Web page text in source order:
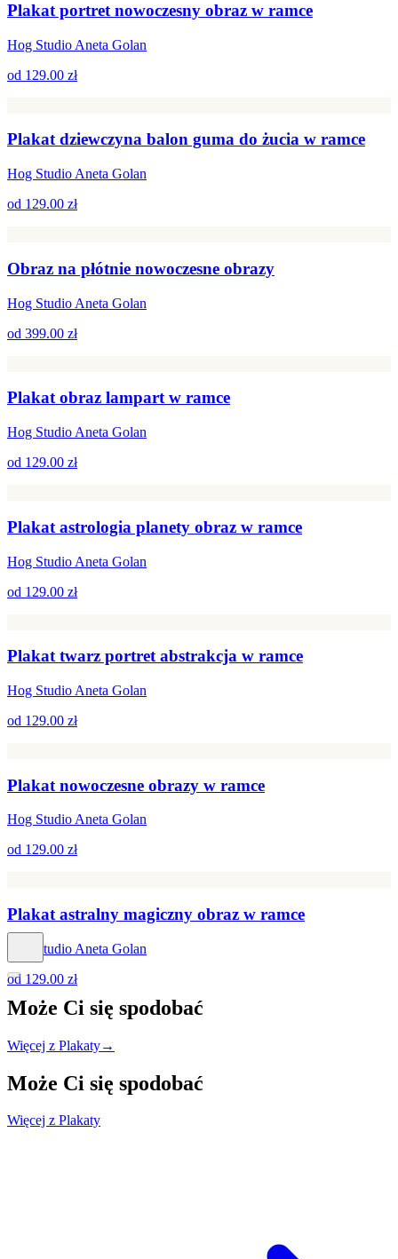
Plakat portret nowoczesny obraz w ramce
Hog Studio Aneta Golan
od 129.00 zł
Plakat dziewczyna balon guma do żucia w ramce
Hog Studio Aneta Golan
od 129.00 zł
Obraz na płótnie nowoczesne obrazy
Hog Studio Aneta Golan
od 399.00 zł
Plakat obraz lampart w ramce
Hog Studio Aneta Golan
od 129.00 zł
Plakat astrologia planety obraz w ramce
Hog Studio Aneta Golan
od 129.00 zł
Plakat twarz portret abstrakcja w ramce
Hog Studio Aneta Golan
od 129.00 zł
Plakat nowoczesne obrazy w ramce
Hog Studio Aneta Golan
od 129.00 zł
Plakat astralny magiczny obraz w ramce
Hog Studio Aneta Golan
od 129.00 zł
Może Ci się spodobać
Więcej z Plakaty→
Może Ci się spodobać
Więcej z Plakaty